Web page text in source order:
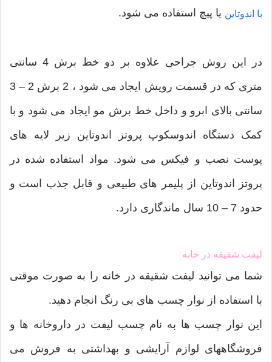
با اندوتاین یا پیچ استفاده می شود.
در این روش جراحی علاوه بر دو خط برش 4 سانتی
متری که در قسمت رویش ایجاد می شود ، 2 برش 2 – 3
سانتی بالای ابرو و داخل خط برش مو ایجاد می شود و با
کمک دستگاه اندوسکوپ پروتز اندوتاین زیر لایه های
پوست نصب و فیکس می شود. مواد استفاده شده در
پروتز اندوتاین از پلیمر های طبیعی و قابل جذب است و
حدود 7 – 10 سال ماندگاری دارد.
لیفت شقیقه در خانه
شما می توانید لیفت شقیقه در خانه را به صورت موقتی
با استفاده از نوار چسب های بی رنگ انجام دهید.
این نوار چسب ها به نام چسب لیفت در داروخانه ها و
فروشگاههای لوازم آرایشی و بهداشتی به فروش می